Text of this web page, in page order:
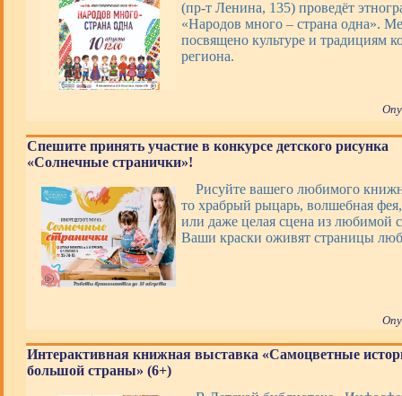
(пр-т Ленина, 135) проведёт
«Народов много – страна одна».
посвящено культуре и традициям
региона.
Спешите принять участие в конкурсе детского рисунка
«Солнечные странички»!
Рисуйте вашего любимого
то храбрый рыцарь, волшебная
или даже целая сцена из любимой
Ваши краски оживят страницы
Интерактивная книжная выставка «Самоцветные
большой страны» (6+)